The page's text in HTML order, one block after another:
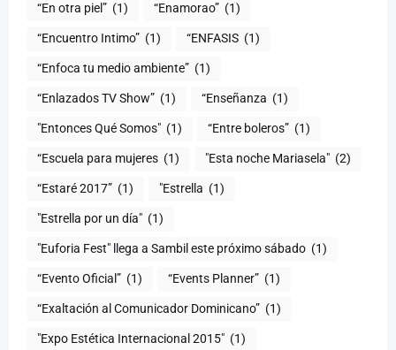
“En otra piel” (1) “Enamorao” (1)
“Encuentro Intimo” (1) “ENFASIS (1)
“Enfoca tu medio ambiente” (1)
“Enlazados TV Show” (1) “Enseñanza (1)
"Entonces Qué Somos" (1) “Entre boleros” (1)
“Escuela para mujeres (1) "Esta noche Mariasela" (2)
“Estaré 2017” (1) "Estrella (1)
"Estrella por un día" (1)
"Euforia Fest" llega a Sambil este próximo sábado (1)
“Evento Oficial” (1) “Events Planner” (1)
“Exaltación al Comunicador Dominicano” (1)
"Expo Estética Internacional 2015" (1)